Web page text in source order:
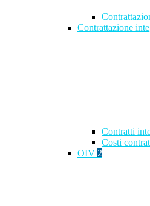
Contrattazione
Contratti
Costi
OIV 2